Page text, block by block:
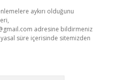
aykırı olduğunu
adresine bildirmeniz
süre içerisinde sitemizden